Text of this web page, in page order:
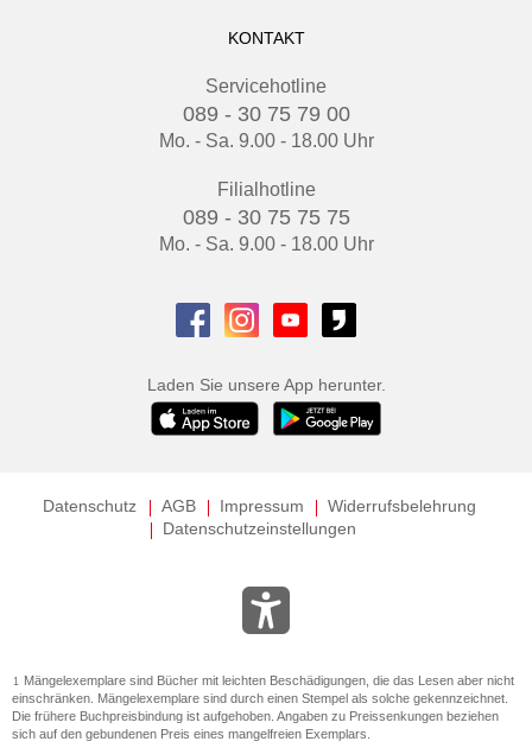
KONTAKT
Servicehotline
089 - 30 75 79 00
Mo. - Sa. 9.00 - 18.00 Uhr
Filialhotline
089 - 30 75 75 75
Mo. - Sa. 9.00 - 18.00 Uhr
Laden Sie unsere App herunter.
Datenschutz AGB Impressum
Widerrufsbelehrung
Datenschutzeinstellungen
1
Mängelexemplare sind Bücher mit leichten Beschädigungen, die das Lesen aber nicht
einschränken. Mängelexemplare sind durch einen Stempel als solche gekennzeichnet.
Die frühere Buchpreisbindung ist aufgehoben. Angaben zu Preissenkungen beziehen
sich auf den gebundenen Preis eines mangelfreien Exemplars.